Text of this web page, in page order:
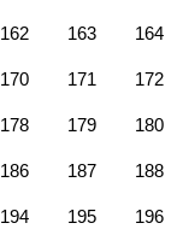
162 163 164
170 171 172
178 179 180
186 187 188
194 195 196